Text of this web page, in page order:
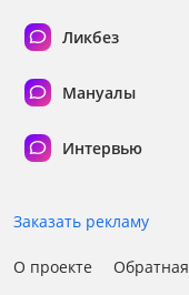
Ликбез
Мануалы
Интервью
Заказать рекламу
О проекте